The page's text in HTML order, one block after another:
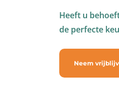
Heeft u
de perfecte
Neem